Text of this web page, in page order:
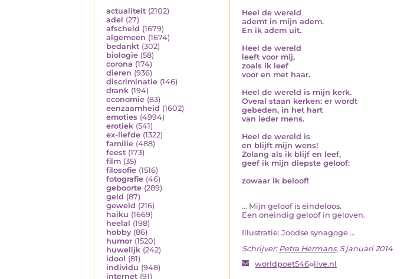
actualiteit (2102)
adel (27)
afscheid (1679)
algemeen (1674)
bedankt (302)
biologie (58)
corona (174)
dieren (936)
discriminatie (146)
drank (194)
economie (83)
eenzaamheid (1602)
emoties (4994)
erotiek (541)
ex-liefde (1322)
familie (488)
feest (173)
film (35)
filosofie (1516)
fotografie (46)
geboorte (289)
geld (87)
geweld (216)
haiku (1669)
heelal (198)
hobby (86)
humor (1520)
huwelijk (242)
idool (81)
individu (948)
internet (91)
Heel de wereld
ademt in mijn adem.
En ik adem uit.
Heel de wereld
leeft voor mij,
zoals ik leef
voor en met haar.
Heel de wereld is mijn kerk.
Overal staan kerken: er wordt
gebeden, in het hart
van ieder mens.
Heel de wereld is
en blijft mijn wens!
Zolang als ik blijf en leef,
geef ik mijn diepste geloof:
zowaar ik beloof!
... Mijn geloof is eindeloos.
Een oneindig geloof in geloven.
Illustratie: Joodse synagoge ...
Schrijver: Petra Hermans, 5 januari 2014
worldpoet546 live.nl